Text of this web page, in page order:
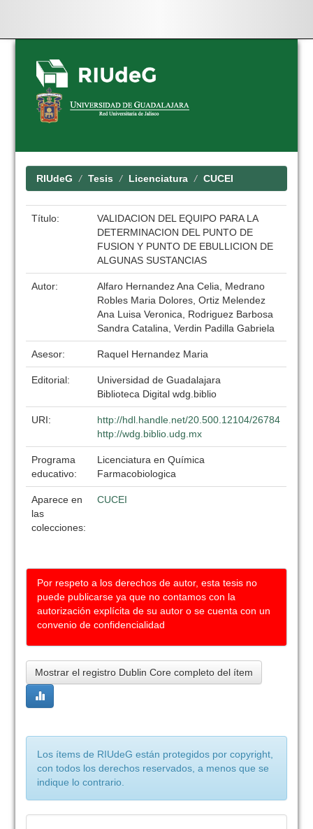
Skip
navigation
RIUdeG Tesis Licenciatura CUCEI
Título:
VALIDACION DEL EQUIPO PARA LA
DETERMINACION DEL PUNTO DE
FUSION Y PUNTO DE EBULLICION DE
ALGUNAS SUSTANCIAS
Autor:
Alfaro Hernandez Ana Celia, Medrano
Robles Maria Dolores, Ortiz Melendez
Ana Luisa Veronica, Rodriguez Barbosa
Sandra Catalina, Verdin Padilla Gabriela
Asesor: Raquel Hernandez Maria
Editorial:
Universidad de Guadalajara
Biblioteca Digital wdg.biblio
URI:
http://hdl.handle.net/20.500.12104/26784
http://wdg.biblio.udg.mx
Programa
educativo:
Licenciatura en Química
Farmacobiologica
Aparece en
las
colecciones:
CUCEI
Por respeto a los derechos de autor, esta tesis no
puede publicarse ya que no contamos con la
autorización explícita de su autor o se cuenta con un
convenio de confidencialidad
Mostrar el registro Dublin Core completo del ítem
Los ítems de RIUdeG están protegidos por copyright,
con todos los derechos reservados, a menos que se
indique lo contrario.